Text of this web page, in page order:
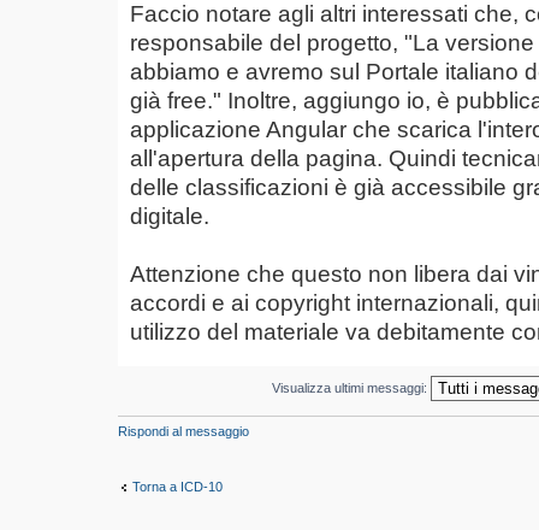
Faccio notare agli altri interessati che,
responsabile del progetto, "La
abbiamo e avremo sul Portale italiano
già free." Inoltre, aggiungo io, è
applicazione Angular che scarica
all'apertura della pagina. Quindi
delle classificazioni è già accessibile
digitale.
Attenzione che questo non libera dai
accordi e ai copyright internazionali,
utilizzo del materiale va debitamente
Visualizza ultimi messaggi:
Rispondi al messaggio
Torna a ICD-10